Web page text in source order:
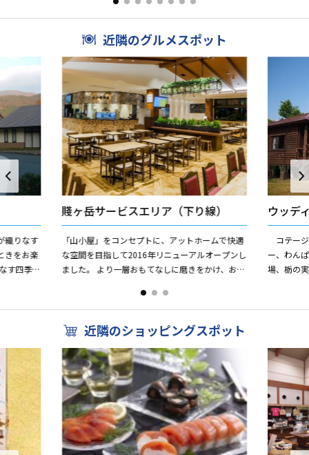
代目の高政公の時代に備...
近隣のグルメスポット
織りなす
きをお楽
す四季を
賤ヶ岳サービスエリア（下り線）
「山小屋」をコンセプトに、アットホームで快適
な空間を目指して2016年リニューアルオープンし
ました。 より一層おもてなしに磨きをかけ、お客
ウッデ
コテー
ー、わん
場、栃の
近隣のショッピングスポット